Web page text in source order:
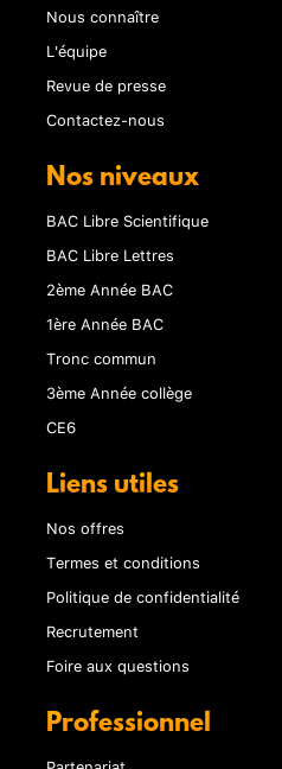
Nous connaître
L'équipe
Revue de presse
Contactez-nous
Nos niveaux
BAC Libre Scientifique
BAC Libre Lettres
2ème Année BAC
1ère Année BAC
Tronc commun
3ème Année collège
CE6
Liens utiles
Nos offres
Termes et conditions
Politique de confidentialité
Recrutement
Foire aux questions
Professionnel